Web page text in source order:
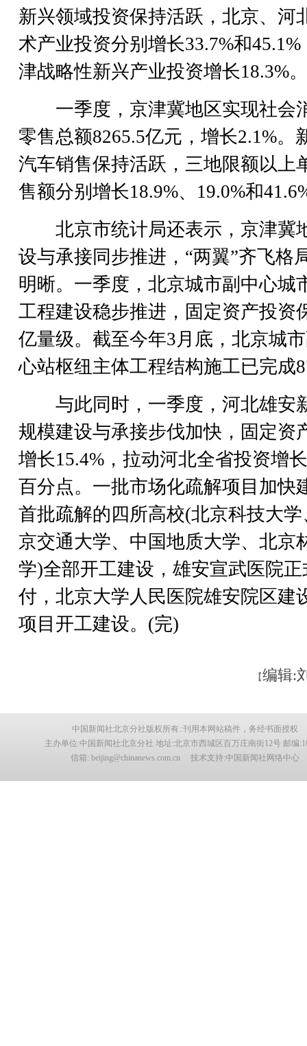
新兴领域投资保持活跃，北京、河
术产业投资分别增长33.7%和45.1%
津战略性新兴产业投资增长18.3%。
一季度，京津冀地区实现社会
零售总额8265.5亿元，增长2.1%。
汽车销售保持活跃，三地限额以上
售额分别增长18.9%、19.0%和
北京市统计局还表示，京津冀
设与承接同步推进，“两翼”齐飞格
明晰。一季度，北京城市副中心城
工程建设稳步推进，固定资产投资
亿量级。截至今年3月底，北京城
心站枢纽主体工程结构施工已完成
与此同时，一季度，河北雄安
规模建设与承接步伐加快，固定资
增长15.4%，拉动河北全省投资增
百分点。一批市场化疏解项目加快
首批疏解的四所高校(北京科技大学
京交通大学、中国地质大学、北京
学)全部开工建设，雄安宣武医院正
付，北京大学人民医院雄安院区建
项目开工建设。(完)
【编辑:
中国新闻社北京分社版权所有::刊用本网站稿件，务经书面授权
主办单位:中国新闻社北京分社 地址:北京市西城区百万庄南街12号 邮编
信箱: beijing@chinanews.com.cn 技术支持:中国新闻社网络中心